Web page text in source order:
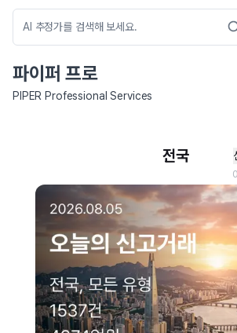
파이퍼 프로
PIPER Professional Services
네이버 지도 연결 안내